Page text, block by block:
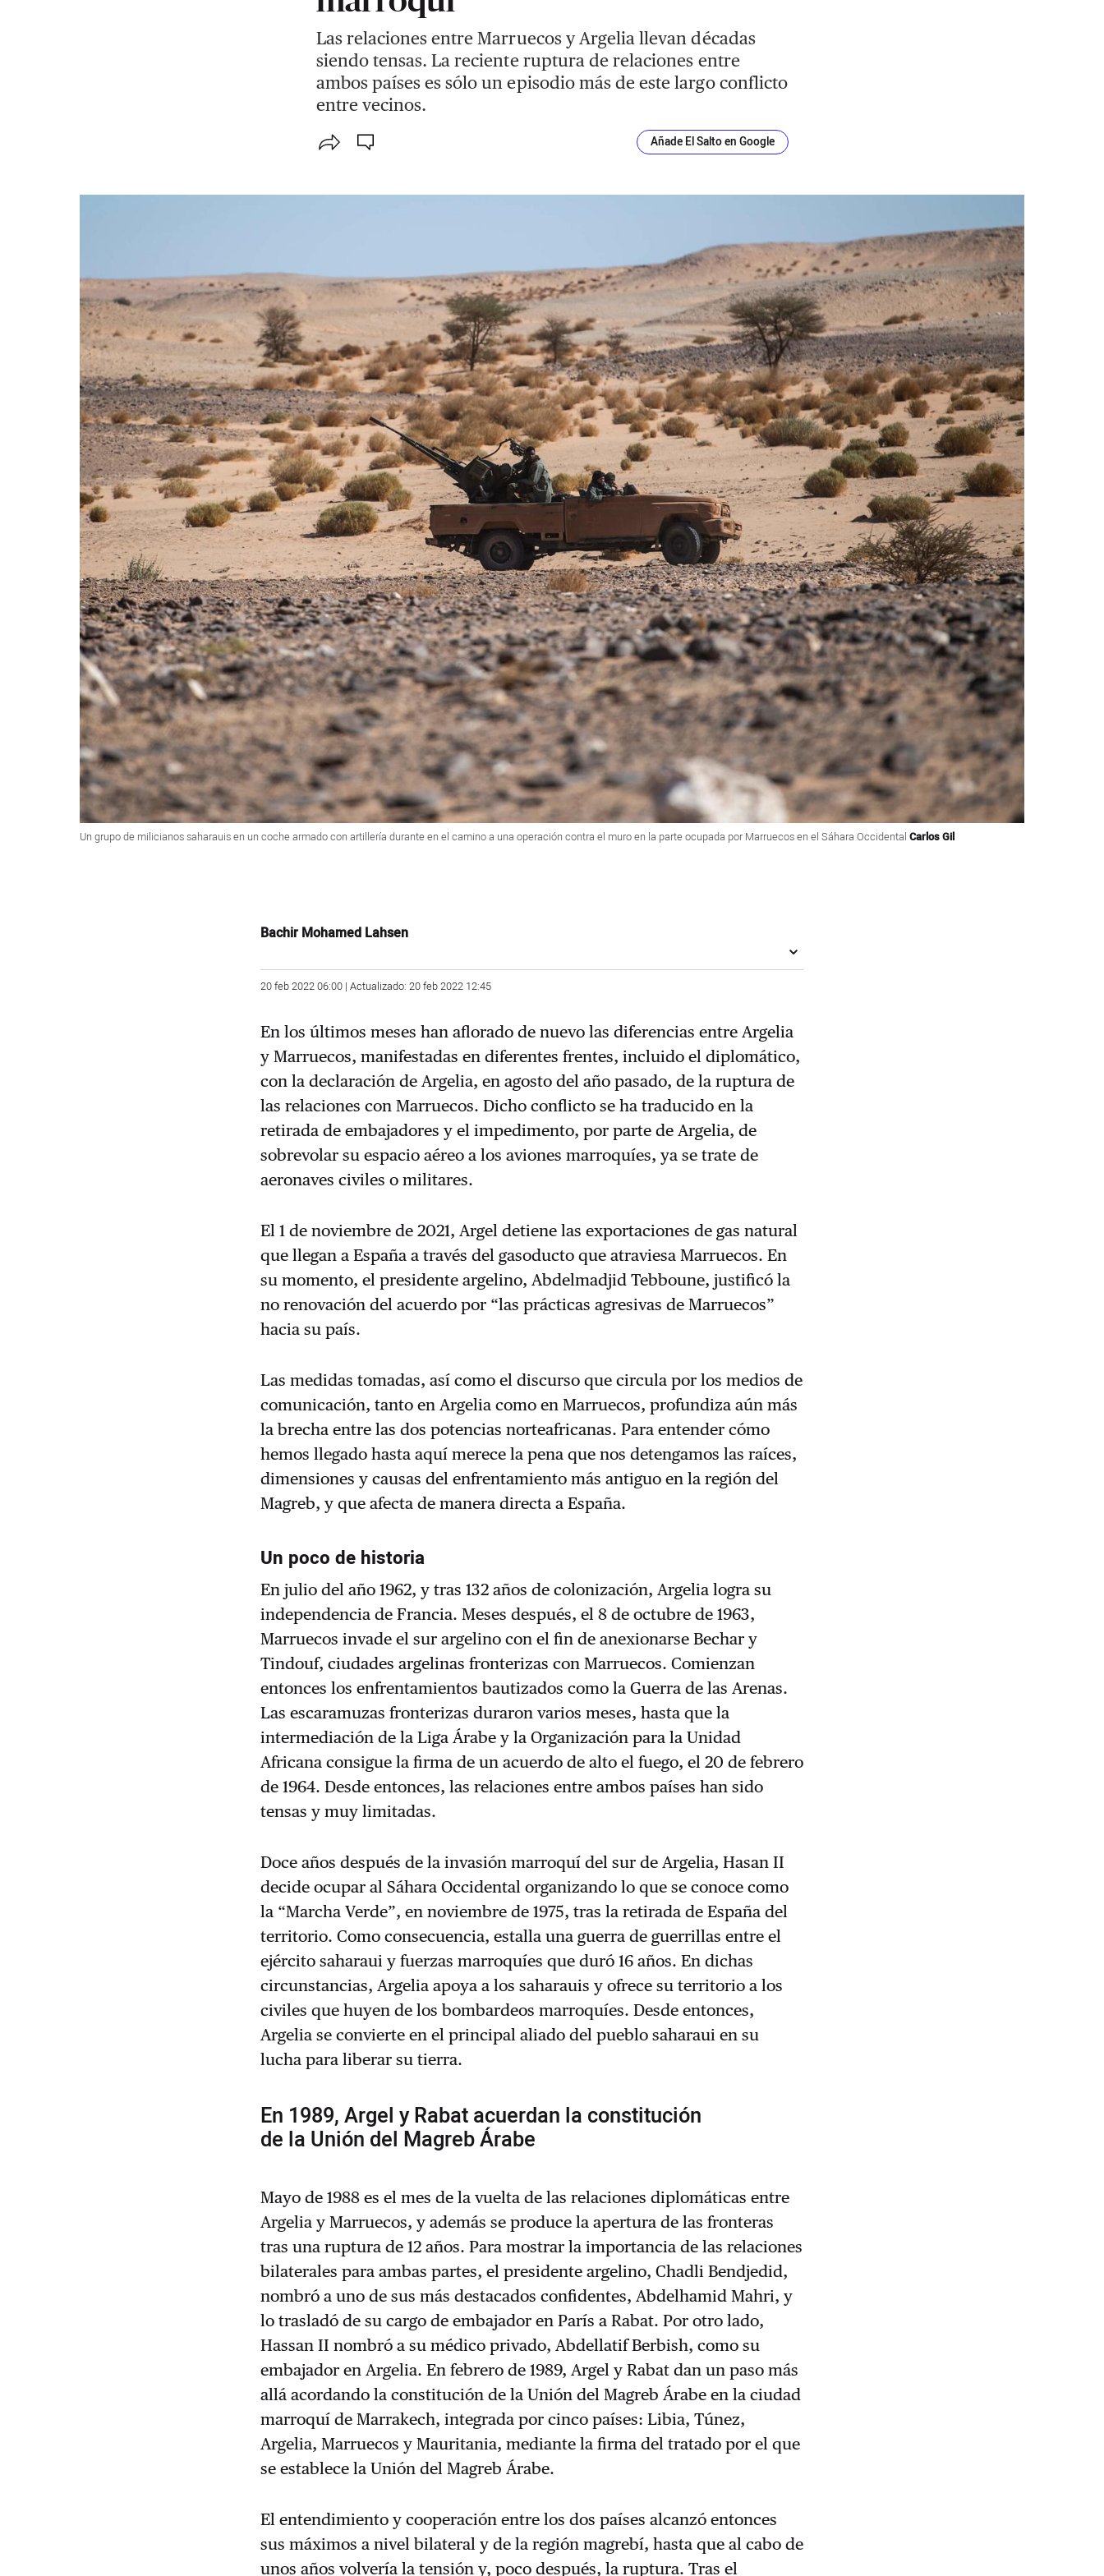
Las relaciones entre Marruecos y Argelia llevan décadas
siendo tensas. La reciente ruptura de relaciones entre
ambos países es sólo un episodio más de este largo conflicto
entre vecinos.
Añade El Salto en Google
Un grupo de milicianos saharauis en un coche armado con artillería durante en el camino a una operación contra el muro en la parte ocupada por Marruecos en el Sáhara Occidental Carlos Gil
Bachir Mohamed Lahsen
20 feb 2022 06:00 | Actualizado: 20 feb 2022 12:45
En los últimos meses han aflorado de nuevo las diferencias entre Argelia
y Marruecos, manifestadas en diferentes frentes, incluido el diplomático,
con la declaración de Argelia, en agosto del año pasado, de la ruptura de
las relaciones con Marruecos. Dicho conflicto se ha traducido en la
retirada de embajadores y el impedimento, por parte de Argelia, de
sobrevolar su espacio aéreo a los aviones marroquíes, ya se trate de
aeronaves civiles o militares.
El 1 de noviembre de 2021, Argel detiene las exportaciones de gas natural
que llegan a España a través del gasoducto que atraviesa Marruecos. En
su momento, el presidente argelino, Abdelmadjid Tebboune, justificó la
no renovación del acuerdo por “las prácticas agresivas de Marruecos”
hacia su país.
Las medidas tomadas, así como el discurso que circula por los medios de
comunicación, tanto en Argelia como en Marruecos, profundiza aún más
la brecha entre las dos potencias norteafricanas. Para entender cómo
hemos llegado hasta aquí merece la pena que nos detengamos las raíces,
dimensiones y causas del enfrentamiento más antiguo en la región del
Magreb, y que afecta de manera directa a España.
Un poco de historia
En julio del año 1962, y tras 132 años de colonización, Argelia logra su
independencia de Francia. Meses después, el 8 de octubre de 1963,
Marruecos invade el sur argelino con el fin de anexionarse Bechar y
Tindouf, ciudades argelinas fronterizas con Marruecos. Comienzan
entonces los enfrentamientos bautizados como la Guerra de las Arenas.
Las escaramuzas fronterizas duraron varios meses, hasta que la
intermediación de la Liga Árabe y la Organización para la Unidad
Africana consigue la firma de un acuerdo de alto el fuego, el 20 de febrero
de 1964. Desde entonces, las relaciones entre ambos países han sido
tensas y muy limitadas.
Doce años después de la invasión marroquí del sur de Argelia, Hasan II
decide ocupar al Sáhara Occidental organizando lo que se conoce como
la “Marcha Verde”, en noviembre de 1975, tras la retirada de España del
territorio. Como consecuencia, estalla una guerra de guerrillas entre el
ejército saharaui y fuerzas marroquíes que duró 16 años. En dichas
circunstancias, Argelia apoya a los saharauis y ofrece su territorio a los
civiles que huyen de los bombardeos marroquíes. Desde entonces,
Argelia se convierte en el principal aliado del pueblo saharaui en su
lucha para liberar su tierra.
En 1989, Argel y Rabat acuerdan la constitución
de la Unión del Magreb Árabe
Mayo de 1988 es el mes de la vuelta de las relaciones diplomáticas entre
Argelia y Marruecos, y además se produce la apertura de las fronteras
tras una ruptura de 12 años. Para mostrar la importancia de las relaciones
bilaterales para ambas partes, el presidente argelino, Chadli Bendjedid,
nombró a uno de sus más destacados confidentes, Abdelhamid Mahri, y
lo trasladó de su cargo de embajador en París a Rabat. Por otro lado,
Hassan II nombró a su médico privado, Abdellatif Berbish, como su
embajador en Argelia. En febrero de 1989, Argel y Rabat dan un paso más
allá acordando la constitución de la Unión del Magreb Árabe en la ciudad
marroquí de Marrakech, integrada por cinco países: Libia, Túnez,
Argelia, Marruecos y Mauritania, mediante la firma del tratado por el que
se establece la Unión del Magreb Árabe.
El entendimiento y cooperación entre los dos países alcanzó entonces
sus máximos a nivel bilateral y de la región magrebí, hasta que al cabo de
unos años volvería la tensión y, poco después, la ruptura. Tras el